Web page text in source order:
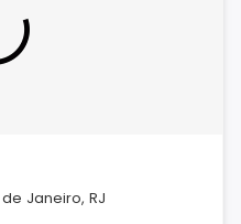
Janeiro, RJ